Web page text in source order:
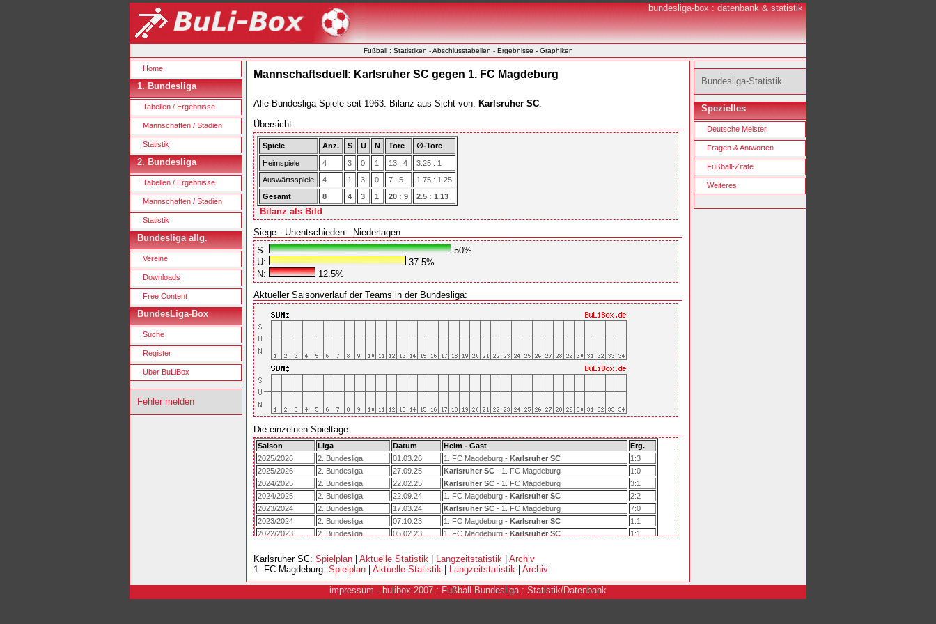
bundesliga-box : datenbank & statistik
Fußball : Statistiken - Abschlusstabellen - Ergebnisse - Graphiken
Home
1. Bundesliga
Tabellen / Ergebnisse
Mannschaften / Stadien
Statistik
2. Bundesliga
Tabellen / Ergebnisse
Mannschaften / Stadien
Statistik
Bundesliga allg.
Vereine
Downloads
Free Content
BundesLiga-Box
Suche
Register
Über BuLiBox
Fehler melden
Bundesliga-Statistik
Spezielles
Deutsche Meister
Fragen & Antworten
Fußball-Zitate
Weiteres
Mannschaftsduell: Karlsruher SC gegen 1. FC Magdeburg
Alle Bundesliga-Spiele seit 1963. Bilanz aus Sicht von: Karlsruher SC.
Übersicht:
Spiele Anz. S U N Tore ∅-Tore
Heimspiele 4 3 0 1 13 : 4
3.25 : 1
Auswärtsspiele
4 1 3 0 7 : 5
1.75 : 1.25
Gesamt
8 4 3 1 20 : 9 2.5 : 1.13
Bilanz als Bild
Siege - Unentschieden - Niederlagen
S:
50%
U:
37.5%
N:
12.5%
Aktueller Saisonverlauf der Teams in der Bundesliga:
Die einzelnen Spieltage:
Saison Liga Datum Heim - Gast
Erg.
2025/2026
2. Bundesliga 01.03.26 1. FC Magdeburg - Karlsruher SC
1:3
2025/2026
2. Bundesliga 27.09.25 Karlsruher SC - 1. FC Magdeburg
1:0
2024/2025
2. Bundesliga 22.02.25 Karlsruher SC - 1. FC Magdeburg
3:1
2024/2025
2. Bundesliga 22.09.24 1. FC Magdeburg - Karlsruher SC
2:2
2023/2024
2. Bundesliga 17.03.24 Karlsruher SC - 1. FC Magdeburg
7:0
2023/2024
2. Bundesliga 07.10.23 1. FC Magdeburg - Karlsruher SC
1:1
2022/2023
2. Bundesliga 05.02.23 1. FC Magdeburg - Karlsruher SC
1:1
Karlsruher SC: Spielplan Aktuelle Statistik Langzeitstatistik
Archiv
1. FC Magdeburg: Spielplan Aktuelle Statistik Langzeitstatistik
Archiv
impressum - bulibox 2007 : Fußball-Bundesliga : Statistik/Datenbank